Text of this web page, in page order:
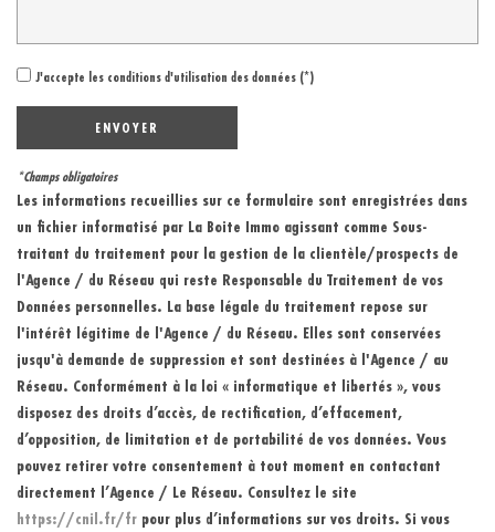
J'accepte les conditions d'utilisation des données (*)
ENVOYER
*Champs obligatoires
Les informations recueillies sur ce formulaire sont enregistrées dans
un fichier informatisé par La Boite Immo agissant comme Sous-
traitant du traitement pour la gestion de la clientèle/prospects de
l'Agence / du Réseau qui reste Responsable du Traitement de vos
Données personnelles. La base légale du traitement repose sur
l'intérêt légitime de l'Agence / du Réseau. Elles sont conservées
jusqu'à demande de suppression et sont destinées à l'Agence / au
Réseau. Conformément à la loi « informatique et libertés », vous
disposez des droits d’accès, de rectification, d’effacement,
d’opposition, de limitation et de portabilité de vos données. Vous
pouvez retirer votre consentement à tout moment en contactant
directement l’Agence / Le Réseau. Consultez le site
https://cnil.fr/fr pour plus d’informations sur vos droits. Si vous